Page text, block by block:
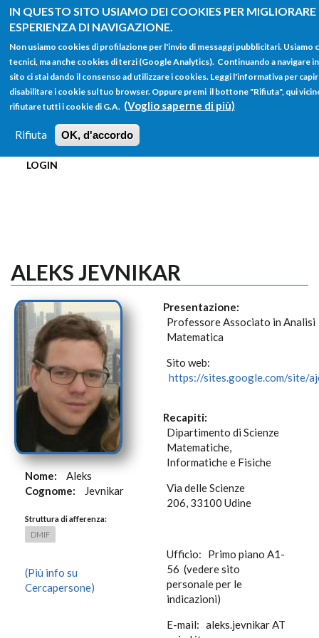
IN QUESTO SITO USIAMO DEI COOKIES PER
ESPERIENZA DI NAVIGAZIONE.
Non usiamo cookies di profilazione per l'invio di messaggi pubblicitari. Usiamo
tecnici, ma anche cookies di terzi (Google Analytics). Continuando a navigare
sito ci stai dando il consenso ad utilizzare i cookies. Leggi l'informativa per
disabilitare i cookie sul tuo browser. Oppure premi il bottone "Rifiuta", qui
rifiutare tutti i cookie di G.A. (Voglio saperne di più)
Rifiuta OK, d'accordo
Salta al contenuto principale
FORM
DI
RICERCA
Main menu
HOME TUTTI I PROFILI
LOGIN
ALEKS JEVNIKAR
Nome:
Aleks
Cognome:
Jevnikar
Struttura di afferenza:
DMIF
(Più info su
Cercapersone)
Presentazione:
Professore Associato in Analisi
Matematica
Sito web:
https://sites.google.com/site/
Recapiti:
Dipartimento di Scienze
Matematiche,
Informatiche e Fisiche
Via delle Scienze
206, 33100 Udine
Ufficio: Primo piano A1-
56 (vedere sito
personale per le
indicazioni)
E-mail: aleks.jevnikar AT